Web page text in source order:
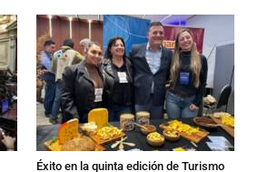
Éxito en la quinta edición de Turismo